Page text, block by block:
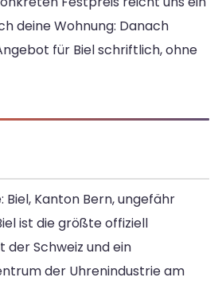
deine Wohnung: Danach
für Biel schriftlich, ohne
Biel, Kanton Bern, ungefähr
ist die größte offiziell
der Schweiz und ein
der Uhrenindustrie am